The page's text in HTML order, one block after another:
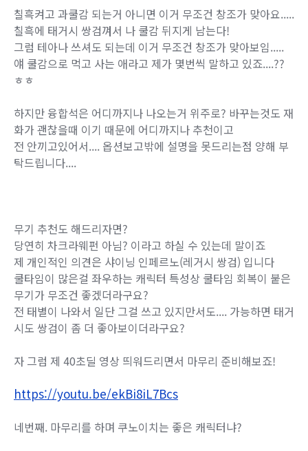
칠흑켜고 과쿨감 되는거 아니면 이거 무조건 창조가 맞아요.....
칠흑에 태거시 쌍검껴서 나 쿨감 뒤지게 남는다!
그럼 테아나 쓰셔도 되는데 이거 무조건 창조가 맞아보임.....
얘 쿨감으로 먹고 사는 애라고 제가 몇번씩 말하고 있죠....??
ㅎㅎ
하지만 융합석은 어디까지나 나오는거 위주로? 바꾸는것도 재
화가 괜찮을때 이기 때문에 어디까지나 추천이고
전 안끼고있어서.... 옵션보고밖에 설명을 못드리는점 양해 부
탁드립니다....
무기 추천도 해드리자면?
당연히 차크라웨펀 아님? 이라고 하실 수 있는데 말이죠
제 개인적인 의견은 샤이닝 인페르노(레거시 쌍검) 입니다
쿨타임이 많은걸 좌우하는 캐릭터 특성상 쿨타임 회복이 붙은
무기가 무조건 좋겠더라구요?
전 태별이 나와서 일단 그걸 쓰고 있지만서도.... 가능하면 태거
시도 쌍검이 좀 더 좋아보이더라구요?
자 그럼 제 40초딜 영상 띄워드리면서 마무리 준비해보죠!
https://youtu.be/ekBi8iL7Bcs
네번째. 마무리를 하며 쿠노이치는 좋은 캐릭터냐?